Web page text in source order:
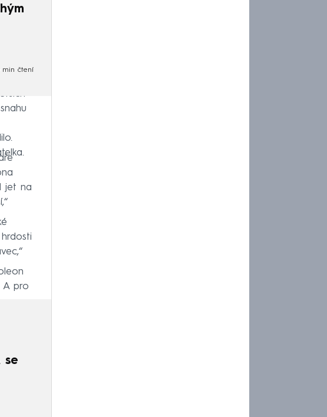
min čtení
jet na
A pro
se